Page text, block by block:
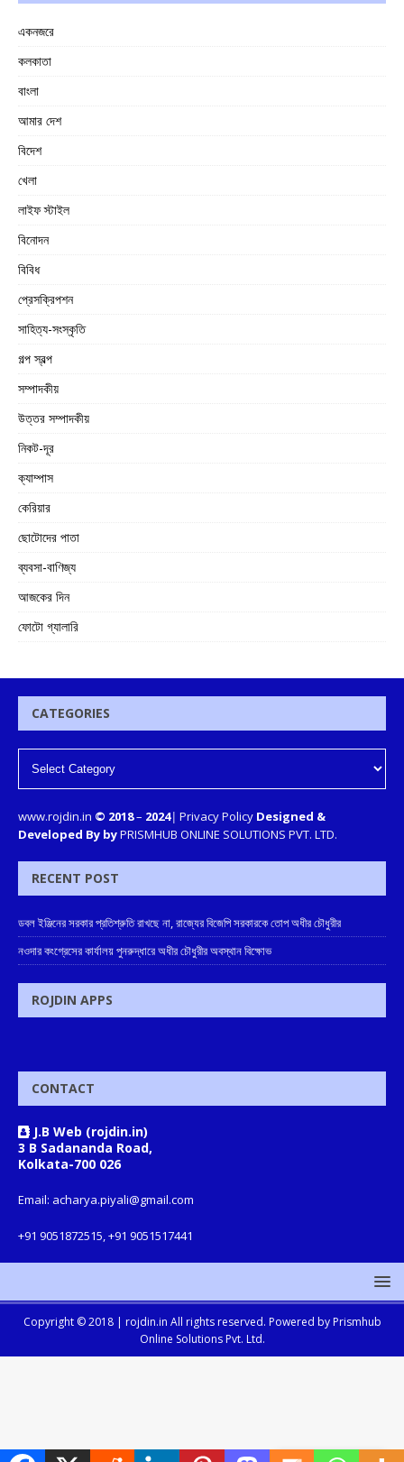
একনজরে
কলকাতা
বাংলা
আমার দেশ
বিদেশ
খেলা
লাইফ স্টাইল
বিনোদন
বিবিধ
প্রেসক্রিপশন
সাহিত্য-সংস্কৃতি
গল্প স্বল্প
সম্পাদকীয়
উত্তর সম্পাদকীয়
নিকট-দূর
ক্যাম্পাস
কেরিয়ার
ছোটোদের পাতা
ব্যবসা-বাণিজ্য
আজকের দিন
ফোটো গ্যালারি
CATEGORIES
www.rojdin.in © 2018– 2024| Privacy Policy Designed &
Developed By byPRISMHUB ONLINE SOLUTIONS PVT. LTD.
RECENT POST
ডবল ইঞ্জিনের সরকার প্রতিশ্রুতি রাখছে না, রাজ্যের বিজেপি সরকারকে তোপ অধীর চৌধুরীর
নওদার কংগ্রেসের কার্যালয় পুনরুদ্ধারে অধীর চৌধুরীর অবস্থান বিক্ষোভ
ROJDIN APPS
CONTACT
J.B Web (rojdin.in)
3 B Sadananda Road,
Kolkata-700 026
Email: acharya.piyali@gmail.com
+91 9051872515, +91 9051517441
Copyright © 2018 | rojdin.in All rights reserved. Powered by Prismhub
Online Solutions Pvt. Ltd.